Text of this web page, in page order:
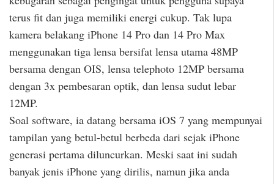
terus fit dan juga memiliki energi cukup. Tak lupa
kamera belakang iPhone 14 Pro dan 14 Pro Max
menggunakan tiga lensa bersifat lensa utama 48MP
bersama dengan OIS, lensa telephoto 12MP bersama
dengan 3x pembesaran optik, dan lensa sudut lebar
12MP.
Soal software, ia datang bersama iOS 7 yang mempunyai
tampilan yang betul-betul berbeda dari sejak iPhone
generasi pertama diluncurkan. Meski saat ini sudah
banyak jenis iPhone yang dirilis, namun jika anda